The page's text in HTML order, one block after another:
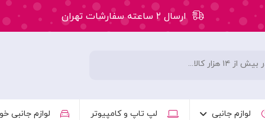
ارسال ۲ ساعته سفارشات تهران
لوازم جانبی لپ تاپ و کامپیوتر لوازم جانبی